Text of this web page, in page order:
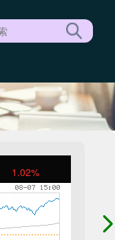
1.02%